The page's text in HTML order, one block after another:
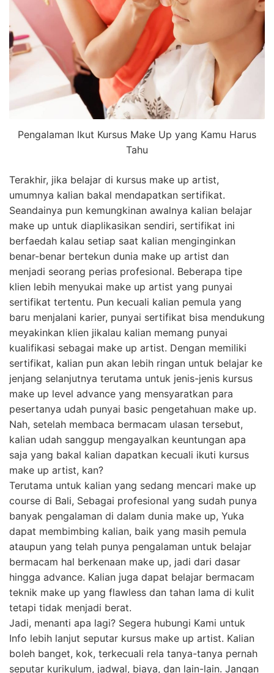
Pengalaman Ikut Kursus Make Up yang Kamu Harus
Tahu
Terakhir, jika belajar di kursus make up artist,
umumnya kalian bakal mendapatkan sertifikat.
Seandainya pun kemungkinan awalnya kalian belajar
make up untuk diaplikasikan sendiri, sertifikat ini
berfaedah kalau setiap saat kalian menginginkan
benar-benar bertekun dunia make up artist dan
menjadi seorang perias profesional. Beberapa tipe
klien lebih menyukai make up artist yang punyai
sertifikat tertentu. Pun kecuali kalian pemula yang
baru menjalani karier, punyai sertifikat bisa mendukung
meyakinkan klien jikalau kalian memang punyai
kualifikasi sebagai make up artist. Dengan memiliki
sertifikat, kalian pun akan lebih ringan untuk belajar ke
jenjang selanjutnya terutama untuk jenis-jenis kursus
make up level advance yang mensyaratkan para
pesertanya udah punyai basic pengetahuan make up.
Nah, setelah membaca bermacam ulasan tersebut,
kalian udah sanggup mengayalkan keuntungan apa
saja yang bakal kalian dapatkan kecuali ikuti kursus
make up artist, kan?
Terutama untuk kalian yang sedang mencari make up
course di Bali, Sebagai profesional yang sudah punya
banyak pengalaman di dalam dunia make up, Yuka
dapat membimbing kalian, baik yang masih pemula
ataupun yang telah punya pengalaman untuk belajar
bermacam hal berkenaan make up, jadi dari dasar
hingga advance. Kalian juga dapat belajar bermacam
teknik make up yang flawless dan tahan lama di kulit
tetapi tidak menjadi berat.
Jadi, menanti apa lagi? Segera hubungi Kami untuk
Info lebih lanjut seputar kursus make up artist. Kalian
boleh banget, kok, terkecuali rela tanya-tanya pernah
seputar kurikulum, jadwal, biaya, dan lain-lain. Jangan